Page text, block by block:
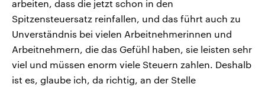
arbeiten, dass die jetzt schon in den
Spitzensteuersatz reinfallen, und das führt auch zu
Unverständnis bei vielen Arbeitnehmerinnen und
Arbeitnehmern, die das Gefühl haben, sie leisten sehr
viel und müssen enorm viele Steuern zahlen. Deshalb
ist es, glaube ich, da richtig, an der Stelle